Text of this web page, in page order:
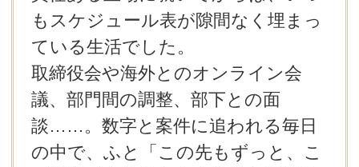
もスケジュール表が隙間なく埋まっ
ている生活でした。
取締役会や海外とのオンライン会
議、部門間の調整、部下との面
談……。数字と案件に追われる毎日
の中で、ふと「この先もずっと、こ